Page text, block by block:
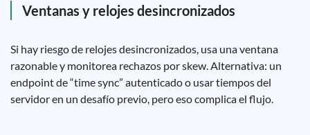
Ventanas y relojes desincronizados
Si hay riesgo de relojes desincronizados, usa una ventana
razonable y monitorea rechazos por skew. Alternativa: un
endpoint de “time sync” autenticado o usar tiempos del
servidor en un desafío previo, pero eso complica el flujo.